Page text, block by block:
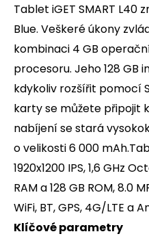
Tablet iGET SMART L40
Blue. Veškeré úkony
kombinaci 4 GB
procesoru. Jeho 128 GB
kdykoliv rozšířit pomocí
karty se můžete připojit
nabíjení se stará
o velikosti 6 000
1920x1200 IPS, 1,6 GHz
RAM a 128 GB ROM, 8.0
WiFi, BT, GPS, 4G/LTE a
Klíčové parametry